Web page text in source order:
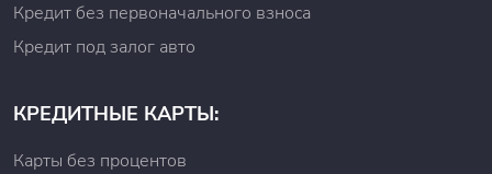
Кредит без первоначального взноса
Кредит под залог авто
КРЕДИТНЫЕ КАРТЫ:
Карты без процентов